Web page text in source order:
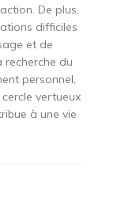
De plus,
difficiles
et de
recherche du
personnel,
vertueux
à une vie